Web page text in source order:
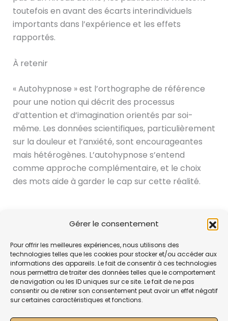
Gérer le consentement
Pour offrir les meilleures expériences, nous utilisons des
technologies telles que les cookies pour stocker et/ou accéder aux
informations des appareils. Le fait de consentir à ces technologies
nous permettra de traiter des données telles que le comportement
de navigation ou les ID uniques sur ce site. Le fait de ne pas
consentir ou de retirer son consentement peut avoir un effet négatif
sur certaines caractéristiques et fonctions.
toutefois en avant des écarts interindividuels
importants dans l’expérience et les effets
rapportés.
À retenir
« Autohypnose » est l’orthographe de référence
pour une notion qui décrit des processus
d’attention et d’imagination orientés par soi-
même. Les données scientifiques, particulièrement
sur la douleur et l’anxiété, sont encourageantes
mais hétérogènes. L’autohypnose s’entend
comme approche complémentaire, et le choix
des mots aide à garder le cap sur cette réalité.
SUIVANT